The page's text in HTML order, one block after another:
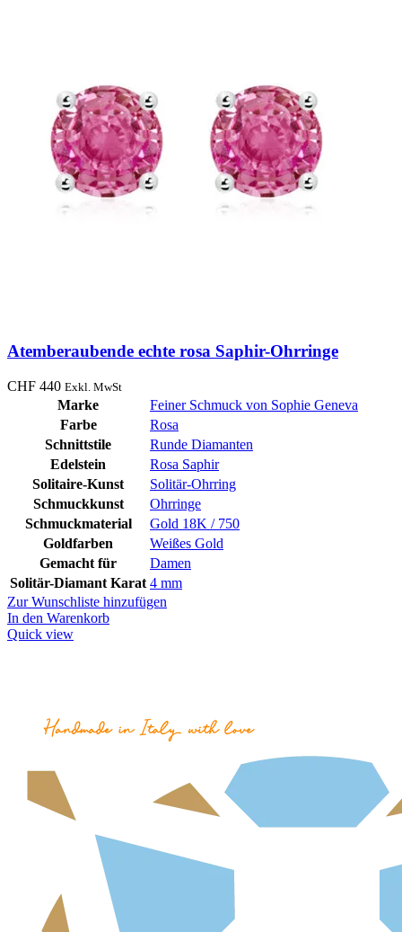
Atemberaubende echte rosa Saphir-Ohrringe
CHF 440 Exkl. MwSt
Marke
Feiner Schmuck von Sophie Geneva
Farbe
Rosa
Schnittstile
Runde Diamanten
Edelstein
Rosa Saphir
Solitaire-Kunst
Solitär-Ohrring
Schmuckkunst
Ohrringe
Schmuckmaterial
Gold 18K / 750
Goldfarben
Weißes Gold
Gemacht für
Damen
Solitär-Diamant Karat 4 mm
Zur Wunschliste hinzufügen
In den Warenkorb
Quick view